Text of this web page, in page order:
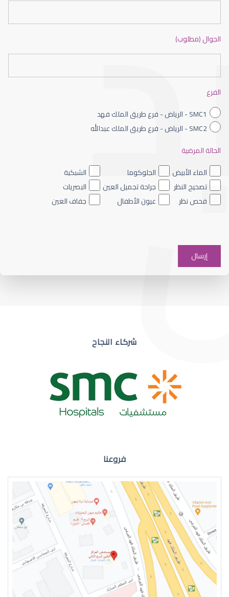
ضعف نظر الاطفال
ضعف نظر العين اليسرى
ضعف نظر مفاجئ
ضعف نظر في العين اليسرى
الجوال (مطلوب)
الفرع
SMC1 - الرياض - فرع طريق الملك فهد
SMC2 - الرياض - فرع طريق الملك عبدالله
الحالة المرضية
الماء الأبيض
الجلوكوما
الشبكية
تصحيح النظر
جراحة تجميل العين
البصريات
فحص نظر
عيون الأطفال جفاف العين
شركاء النجاح
فروعنا